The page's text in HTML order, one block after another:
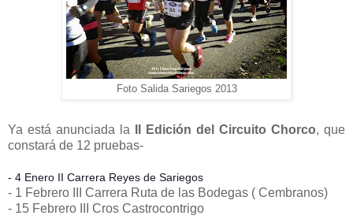
Foto Salida Sariegos 2013
Ya está anunciada la II Edición del Circuito Chorco, que
constará de 12 pruebas-
- 4 Enero II Carrera Reyes de Sariegos
- 1 Febrero III Carrera Ruta de las Bodegas ( Cembranos)
- 15 Febrero III Cros Castrocontrigo